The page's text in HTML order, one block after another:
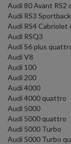
Audi 80 Avant RS2
Audi RS3 Sportback
Audi RS4 Cabriolet
Audi RSQ3
Audi S6 plus
Audi V8
Audi 100
Audi 200
Audi 4000
Audi 4000 quattro
Audi 5000
Audi 5000 quattro
Audi 5000 Turbo
Audi 5000 Turbo